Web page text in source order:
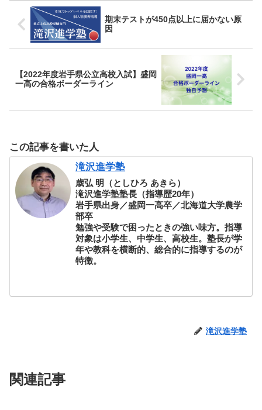
期末テストが450点以上に届かない原
因
【2022年度岩手県公立高校入試】盛岡
一高の合格ボーダーライン
この記事を書いた人
滝沢進学塾
歳弘 明（としひろ あきら）
滝沢進学塾塾長（指導歴20年）
岩手県出身／盛岡一高卒／北海道大学農学
部卒
勉強や受験で困ったときの強い味方。指導
対象は小学生、中学生、高校生。塾長が学
年や教科を横断的、総合的に指導するのが
特徴。
滝沢進学塾
関連記事